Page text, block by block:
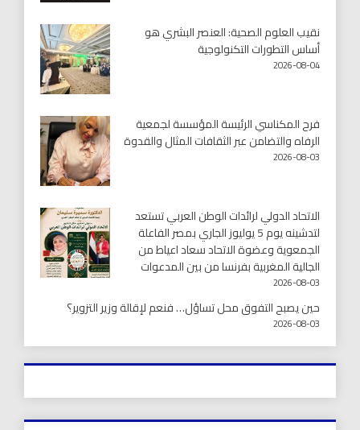
نقيب العلوم الصحية: العنصر البشري هو
أساس التطورات التكنولوجية
2026-08-04
فرح المكناسي الرئيسة المؤسسة لجمعية
الرفاه والتضامن عبر الثقافات المثال والقدوة
2026-08-03
الاتحاد الدولي لرائدات الوطن العربي تستعد
لتدشينه يوم 5 يوليوز الجاري بمصر الفاعلة
الجمعوية وعضوة الاتحاد سعاد اعياط من
الجالية المغربية بفرنسا من بين المدعوات
2026-08-03
حين يصبح التفوق محل تساؤل… فنعم لإقالة وزير التزوير؟
2026-08-03